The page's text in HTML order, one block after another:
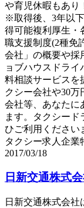
や育児休暇もあり
※取得後、3年以
得可能複利厚生・
職支援制度(2種免
会社」の概要や採
ョブハウスドラ
料相談サービスを
クシー会社や30
会社等、あなたに
ます。タクシー
ひご利用ください
タクシー求人企業
2017/03/18
日新交通株式
日新交通株式会